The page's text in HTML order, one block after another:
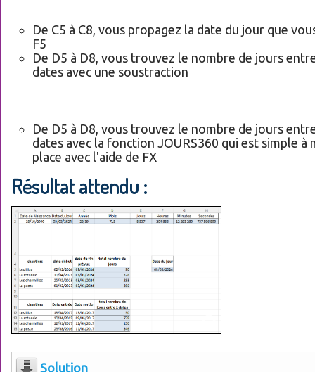
De C5 à C8, vous propagez la date du jour que
F5
De D5 à D8, vous trouvez le nombre de jours
dates avec une soustraction
De D5 à D8, vous trouvez le nombre de jours
dates avec la fonction JOURS360 qui est simple à
place avec l'aide de FX
Résultat attendu :
Solution